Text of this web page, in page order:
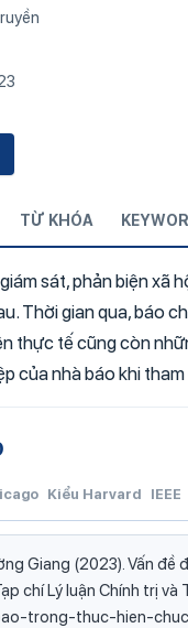
TỪ KHÓA
sát, phản biện xã
Thời gian qua, báo
thực tế cũng còn
của nhà báo khi tham
Kiểu Harvard IEEE
Giang (2023). Vấn
chí Lý luận Chính trị
trong-thuc-hien-